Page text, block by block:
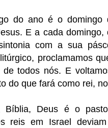
do ano é o domingo
E a cada domingo,
com a sua
proclamamos
de todos nós. E
do que fará como rei,
Bíblia, Deus é o
reis em Israel